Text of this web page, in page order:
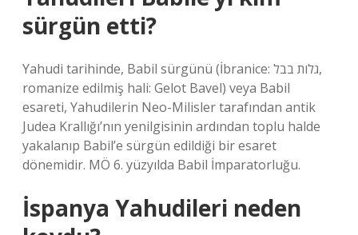
sürgün etti?
Yahudi tarihinde, Babil sürgünü (İbranice: גלות בבל‎,
romanize edilmiş hali: Gelot Bavel) veya Babil
esareti, Yahudilerin Neo-Milisler tarafından antik
Judea Krallığı’nın yenilgisinin ardından toplu halde
yakalanıp Babil’e sürgün edildiği bir esaret
dönemidir. MÖ 6. yüzyılda Babil İmparatorluğu.
İspanya Yahudileri neden